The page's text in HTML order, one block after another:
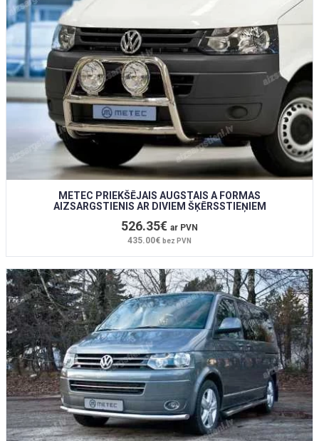
METEC PRIEKŠĒJAIS AUGSTAIS A FORMAS
AIZSARGSTIENIS AR DIVIEM ŠĶĒRSSTIEŅIEM
526.35€ ar PVN
435.00€ bez PVN